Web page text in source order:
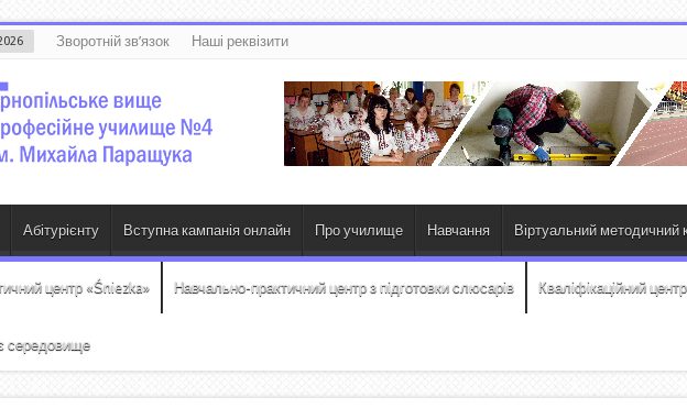
Зворотній зв’язок Наші реквізити
Абітурієнту Вступна кампанія онлайн Про училище Навчання Віртуальний методичний
центр «Śniezka» Навчально-практичний центр з підготовки слюсарів Кваліфікаційний центр
середовище